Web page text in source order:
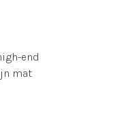
end
mat